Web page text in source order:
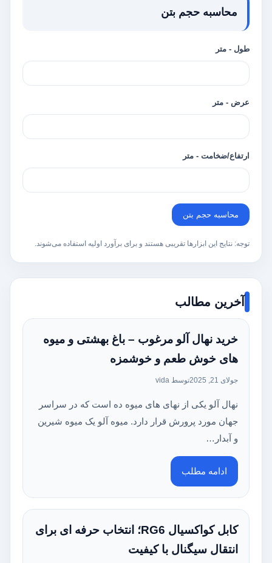
محاسبه حجم بتن
طول - متر
عرض - متر
ارتفاع/ضخامت - متر
محاسبه حجم بتن
توجه: نتایج این ابزارها تقریبی هستند و برای برآورد اولیه استفاده می‌شوند.
آخرین مطالب
خرید نهال آلو مرغوب – باغ بهشتی و میوه
های خوش طعم و خوشمزه
جولای 21, 2025 توسط vida
نهال آلو یکی از نهای های میوه ده است که در سراسر
جهان مورد پرورش قرار دارد. میوه آلو یک میوه شیرین
و آبدار…
ادامه مطلب
کابل کواکسیال RG6؛ انتخاب حرفه ای برای
انتقال سیگنال با کیفیت